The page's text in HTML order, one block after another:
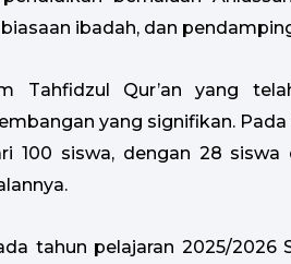
ibadah, dan
Tahfidzul Qur’an yang
yang signifikan.
100 siswa, dengan 28
tahun pelajaran 2025/2026